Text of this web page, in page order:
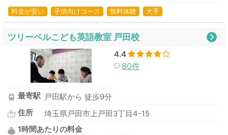
料金が安い 子供向けコース 無料体験 大手
ツリーベルこども英語教室 戸田校
4.4
80件
最寄駅 戸田駅から 徒歩9分
住所
埼玉県戸田市上戸田3丁目4-15
1時間あたりの料金